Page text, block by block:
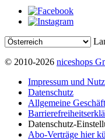
© 2010-2026 niceshops
Impressum und
Datenschutz
Allgemeine
Datenschutz-
Abo-Verträge hier